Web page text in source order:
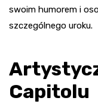
swoim humorem i
szczególnego uroku.
Capitolu